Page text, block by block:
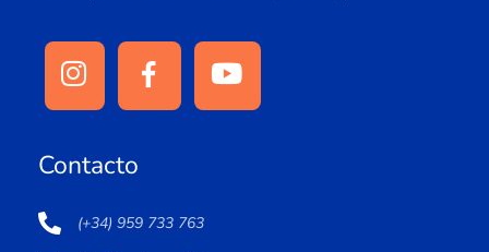
Contacto
(+34) 959 733 763